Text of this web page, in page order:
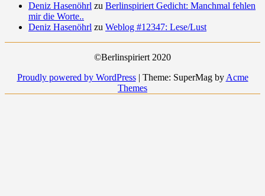
Deniz Hasenöhrl zu Berlinspiriert Gedicht: Manchmal fehlen
mir die Worte..
Deniz Hasenöhrl zu Weblog #12347: Lese/Lust
©Berlinspiriert 2020
Proudly powered by WordPress | Theme: SuperMag by Acme
Themes